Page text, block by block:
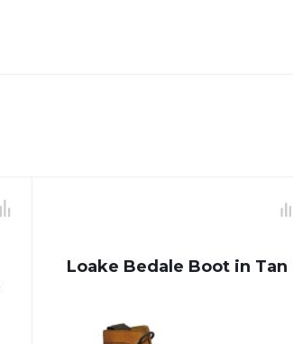
Loake Bedale Boot in Tan